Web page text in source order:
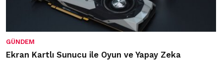
GÜNDEM
Ekran Kartlı Sunucu ile Oyun ve Yapay Zeka